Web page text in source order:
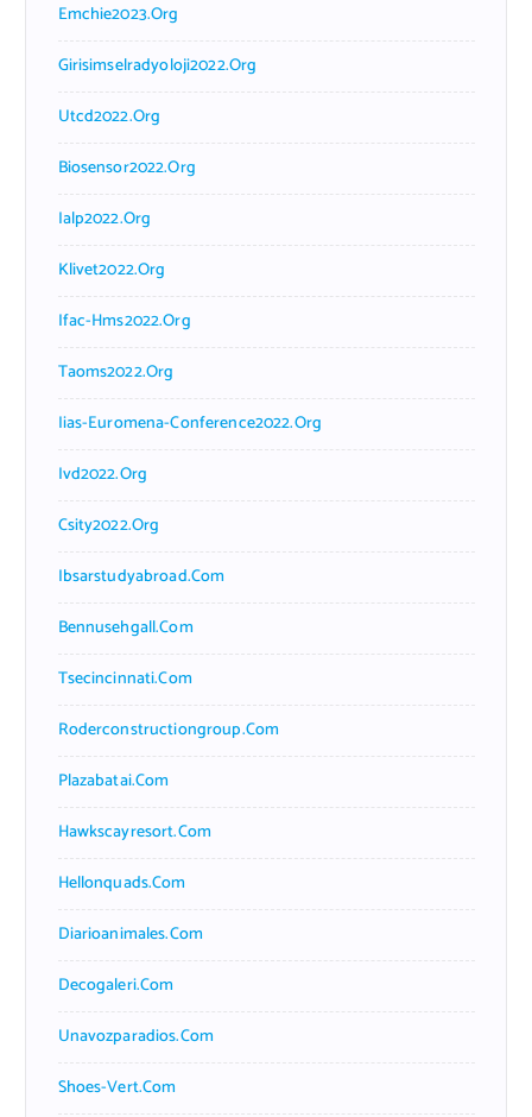
Emchie2023.org
Girisimselradyoloji2022.org
Utcd2022.org
Biosensor2022.org
Ialp2022.org
Klivet2022.org
Ifac-Hms2022.org
Taoms2022.org
Iias-Euromena-Conference2022.org
Ivd2022.org
Csity2022.org
Ibsarstudyabroad.com
Bennusehgall.com
Tsecincinnati.com
Roderconstructiongroup.com
Plazabatai.com
Hawkscayresort.com
Hellonquads.com
Diarioanimales.com
Decogaleri.com
Unavozparadios.com
Shoes-Vert.com